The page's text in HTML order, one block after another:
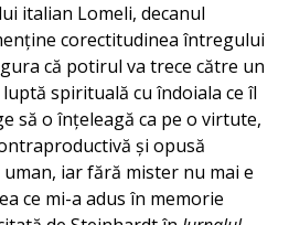
italian Lomeli, decanul
corectitudinea întregului
că potirul va trece către un
spirituală cu îndoiala ce îl
să o înțeleagă ca pe o virtute,
și opusă
iar fără mister nu mai e
ce mi-a adus în memorie